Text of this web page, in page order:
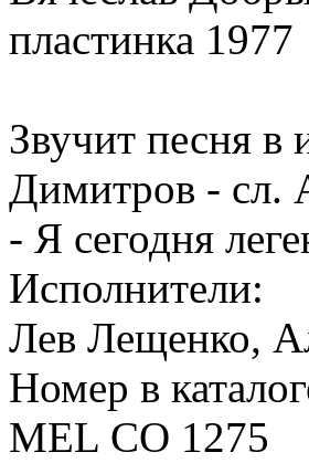
пластинка 1977
Звучит песня
Димитров - сл.
- Я сегодня
Исполнители:
Лев Лещенко,
Номер в
MEL CO 1275